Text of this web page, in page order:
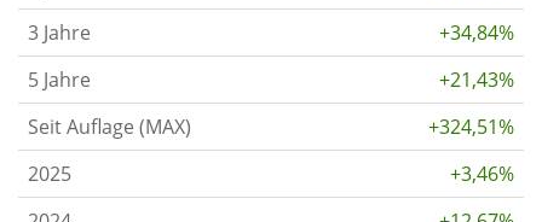
3 Jahre
+34,84%
5 Jahre
+21,43%
Seit Auflage (MAX)
+324,51%
2025
+3,46%